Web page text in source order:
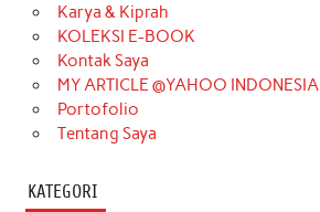
Karya & Kiprah
KOLEKSI E-BOOK
Kontak Saya
MY ARTICLE @YAHOO INDONESIA
Portofolio
Tentang Saya
KATEGORI